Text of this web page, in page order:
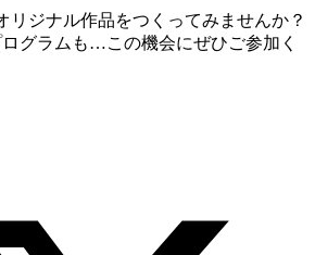
リジナル作品をつくってみませんか？
グラムも…この機会にぜひご参加く